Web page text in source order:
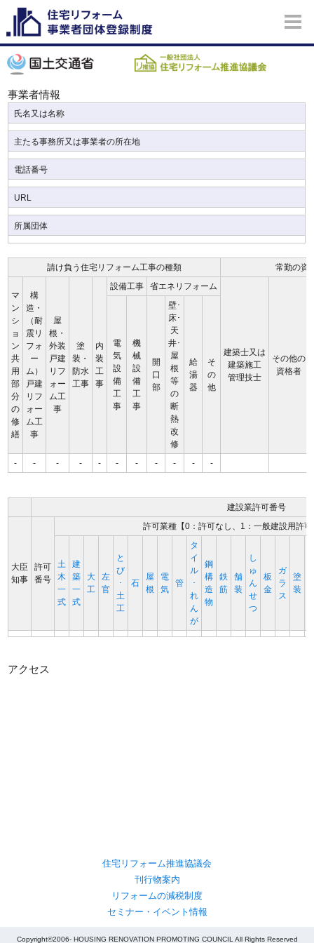
事業者情報
氏名又は名称
主たる事務所又は事業者の所在地
電話番号
URL
所属団体
請け負う住宅リフォーム工事の種類 常勤の資
マ
ン
シ
ョ
ン
共
用
部
分
の
修
繕
構
造・
（耐
震リ
フォ
ー
ム）
戸建
リフ
ォー
ム工
事
屋
根・
外装
戸建
リフ
ォー
ム工
事
塗
装・
防水
工事
内
装
工
事
設備工事 省エネリフォーム
建築士又は
建築施工
管理技士
その他の
資格者
電
気
設
備
工
事
機
械
設
備
工
事
開
口
部
壁･
床･
天
井･
屋
根
等
の
断
熱
改
修
給
湯
器
そ
の
他
- - - - - - - - - - -
建設業許可番号
大臣
知事
許可
番号
許可業種【0：許可なし、1：一般建設用許
土
木
一
式
建
築
一
式
大
工
左
官
と
び
･
土
工
石
屋
根
電
気
管
タ
イ
ル
･
れ
ん
が
鋼
構
造
物
鉄
筋
舗
装
し
ゅ
ん
せ
つ
板
金
ガ
ラ
ス
塗
装
アクセス
住宅リフォーム推進協議会
刊行物案内
リフォームの減税制度
セミナー・イベント情報
Copyright©2006- HOUSING RENOVATION PROMOTING COUNCIL All Rights Reserved